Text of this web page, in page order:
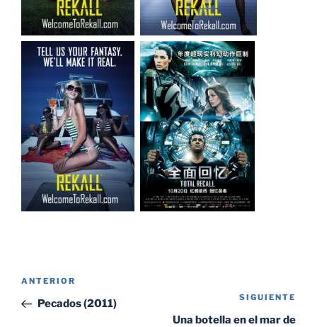
Navegación
entradas
Entrada
anterior:
ANTERIOR
Pecados (2011)
SIGUIENTE
Una botella en el mar de